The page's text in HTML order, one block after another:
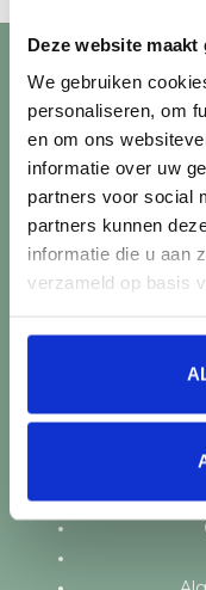
Deze website
We gebruiken
personaliseren, om
en om ons
informatie over uw
partners voor social
partners kunnen
informatie die u aan
verzameld op basis